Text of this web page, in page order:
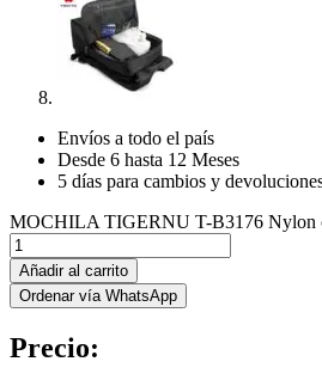
Envíos a todo el país
Desde 6 hasta 12 Meses
5 días para cambios y
MOCHILA TIGERNU T-B3176 Nylon
Añadir al carrito
Ordenar vía WhatsApp
Precio: